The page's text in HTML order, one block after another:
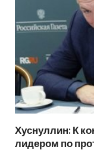
Хуснуллин: К
лидером по